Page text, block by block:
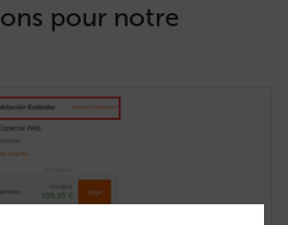
pour notre